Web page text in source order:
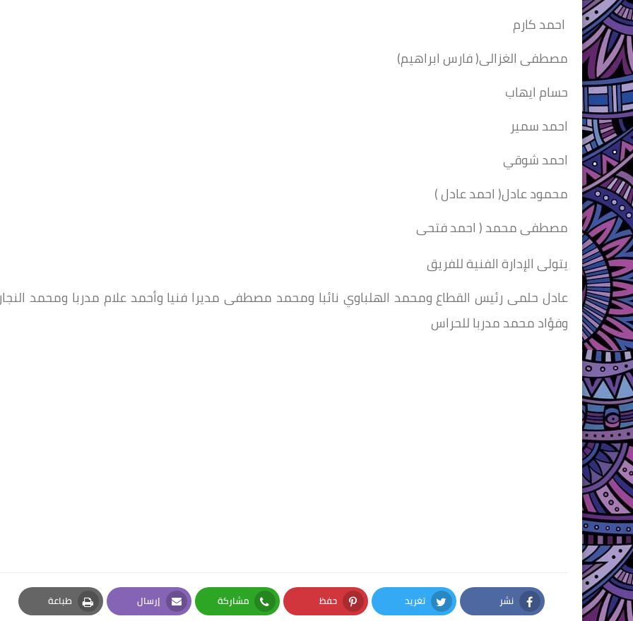
احمد كارم
مصطفى الغزالى( فارس ابراهيم)
حسام ايهاب
احمد سمير
احمد شوقي
محمود عادل( احمد عادل )
مصطفى محمد ( احمد فتحى
يتولى الإدارة الفنية للفريق
عادل حلمى رئيس القطاع ومحمد الهلباوي نائبا ومحمد مصطفى مديرا فنيا وأحمد علام مدربا ومحمد
وفؤاد محمد مدربا للحراس
نشر تغريد حفظ مشاركة إرسال طباعة